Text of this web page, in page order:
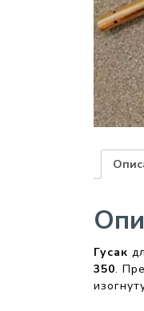
Гусак
350.